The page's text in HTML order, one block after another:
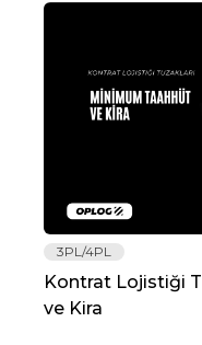
3PL/4PL
Kontrat Lojistiği
ve Kira